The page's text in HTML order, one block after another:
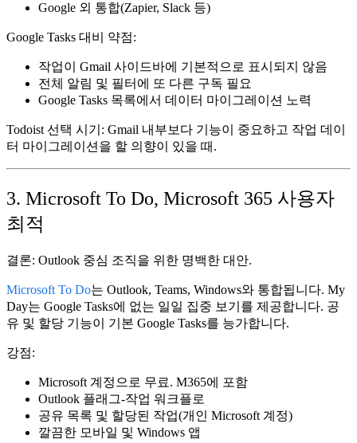
Google 외 통합(Zapier, Slack 등)
Google Tasks 대비 약점:
작업이 Gmail 사이드바에 기본적으로 표시되지 않음
전체 알림 및 필터에 또 다른 구독 필요
Google Tasks 목록에서 데이터 마이그레이션 노력
Todoist 선택 시기: Gmail 내부보다 기능이 중요하고 작업 데이
터 마이그레이션을 할 의향이 있을 때.
3. Microsoft To Do, Microsoft 365 사용자
최적
결론: Outlook 중심 조직을 위한 명백한 대안.
Microsoft To Do는 Outlook, Teams, Windows와 통합됩니다. My
Day는 Google Tasks에 없는 일일 집중 보기를 제공합니다. 공
유 및 할당 기능이 기본 Google Tasks를 능가합니다.
강점:
Microsoft 계정으로 무료. M365에 포함
Outlook 플래그-작업 워크플로
공유 목록 및 할당된 작업(개인 Microsoft 계정)
깔끔한 모바일 및 Windows 앱